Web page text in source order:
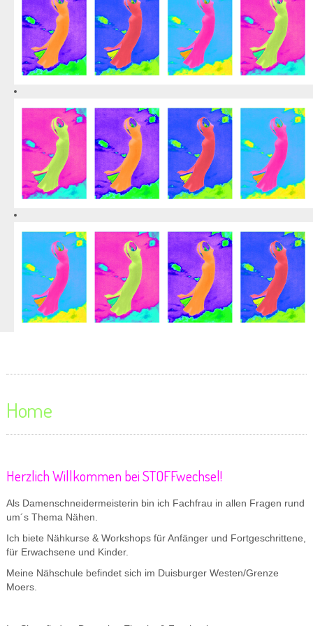
Home
Herzlich Willkommen bei STOFFwechsel!
Als Damenschneidermeisterin bin ich Fachfrau in allen Fragen rund
um´s Thema Nähen.
Ich biete Nähkurse & Workshops für Anfänger und Fortgeschrittene,
für Erwachsene und Kinder.
Meine Nähschule befindet sich im Duisburger Westen/Grenze
Moers.